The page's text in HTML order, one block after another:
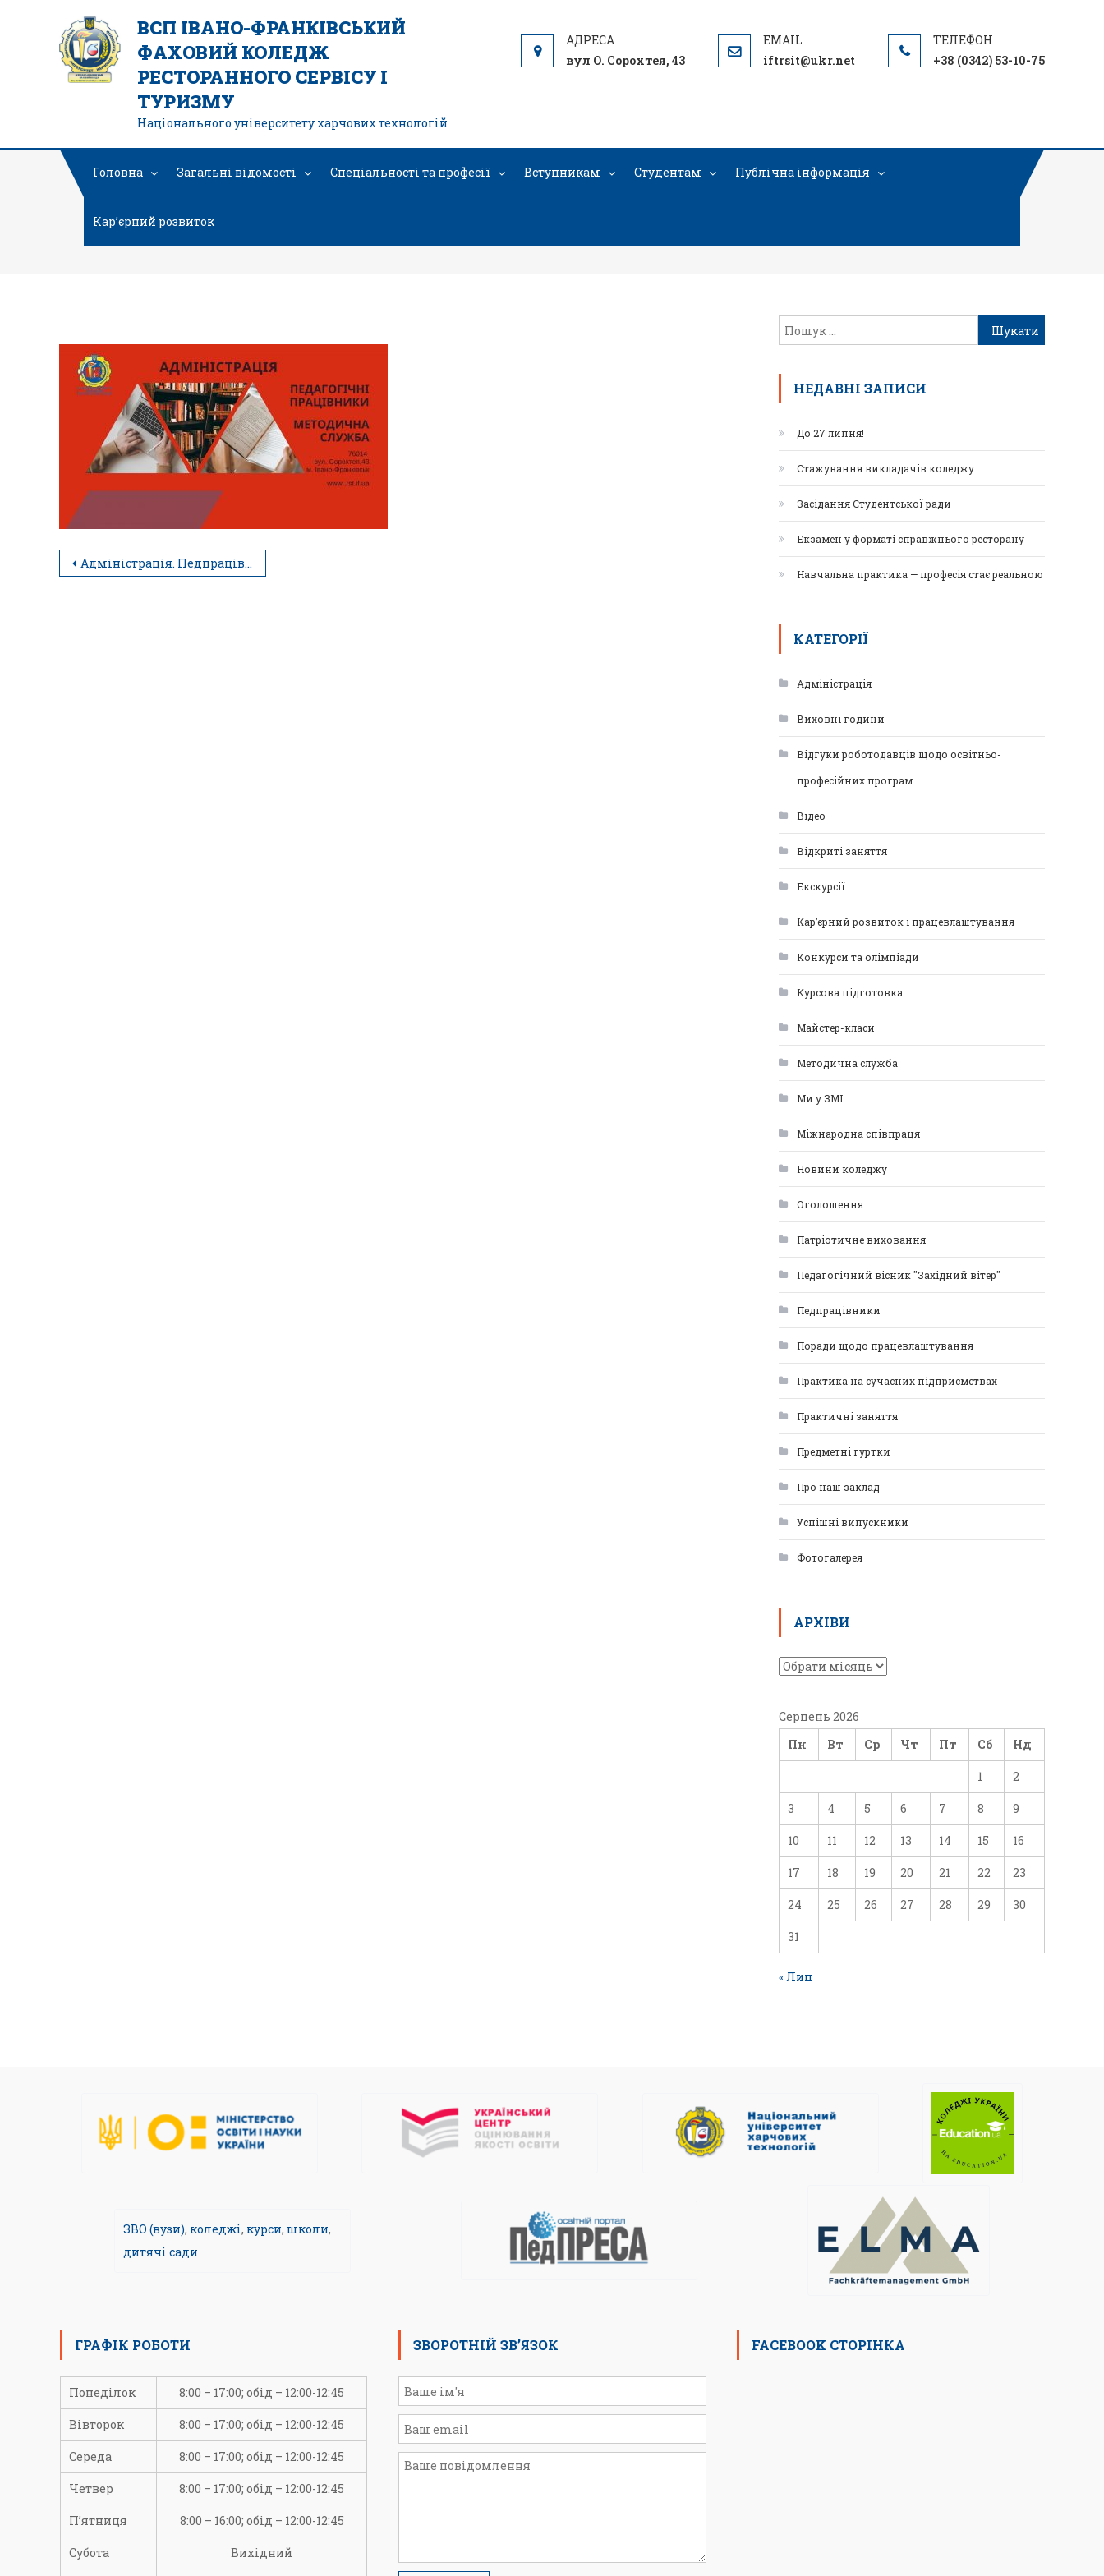
ВСП ІВАНО-ФРАНКІВСЬКИЙ
ФАХОВИЙ КОЛЕДЖ
РЕСТОРАННОГО СЕРВІСУ І
ТУРИЗМУ
Національного університету харчових технологій
вул О. Сорохтея, 43 iftrsit@ukr.net +38 (0342) 53-10-75
Головна Загальні відомості Спеціальності та професії Вступникам Студентам Публічна інформація
Кар’єрний розвиток
Адміністрація. Педпрацівники. Методична служба
НЕДАВНІ ЗАПИСИ
До 27 липня!
Стажування викладачів коледжу
Засідання Студентської ради
Екзамен у форматі справжнього ресторану
Навчальна практика — професія стає реальною
КАТЕГОРІЇ
Адміністрація
Виховні години
Відгуки роботодавців щодо освітньо-
професійних програм
Відео
Відкриті заняття
Екскурсії
Кар’єрний розвиток і працевлаштування
Конкурси та олімпіади
Курсова підготовка
Майстер-класи
Методична служба
Ми у ЗМІ
Міжнародна співпраця
Новини коледжу
Оголошення
Патріотичне виховання
Педагогічний вісник "Західний вітер"
Педпрацівники
Поради щодо працевлаштування
Практика на сучасних підприємствах
Практичні заняття
Предметні гуртки
Про наш заклад
Успішні випускники
Фотогалерея
АРХІВИ
Серпень 2026
Пн
Вт Ср Чт Пт Сб Нд
1 2
3 4 5 6 7 8 9
10 11 12 13 14 15 16
17 18 19 20 21 22 23
24 25 26 27 28 29 30
31
« Лип
ЗВО (вузи), коледжі, курси, школи,
дитячі сади
ГРАФІК РОБОТИ
Понеділок 8:00 – 17:00; обід – 12:00-12:45
Вівторок 8:00 – 17:00; обід – 12:00-12:45
Середа 8:00 – 17:00; обід – 12:00-12:45
Четвер 8:00 – 17:00; обід – 12:00-12:45
П’ятниця 8:00 – 16:00; обід – 12:00-12:45
Субота Вихідний
ЗВОРОТНІЙ ЗВ’ЯЗОК FACEBOOK СТОРІНКА